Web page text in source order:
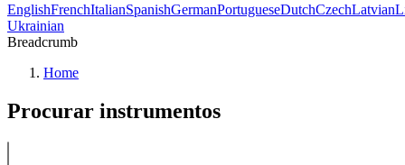
EnglishFrenchItalianSpanishGermanPortugueseDutchCzechLatvian
Ukrainian
Breadcrumb
Home
Procurar instrumentos